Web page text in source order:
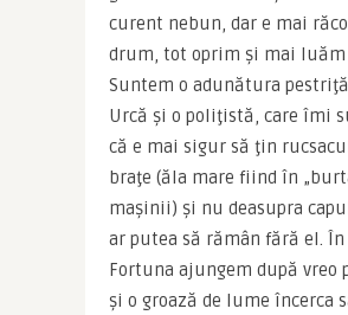
curent nebun, dar e mai
drum, tot oprim şi mai luăm
Suntem o adunătura pestriţă
Urcă şi o poliţistă, care îmi
că e mai sigur să ţin
braţe (ăla mare fiind în
maşinii) şi nu deasupra
ar putea să rămân fără el. În
Fortuna ajungem după vreo
şi o groază de lume încerca